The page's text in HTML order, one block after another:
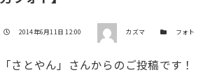
投稿日
2014年6月11日 12:00 著者 カズマ カテゴリー
フォト
さとやん」さんからのご投稿です！